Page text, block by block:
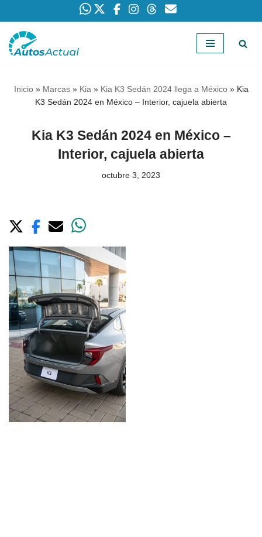
Saltar
Inicio» Marcas» Kia » Kia K3 Sedán 2024 llega a México» Kia
K3 Sedán 2024 en México – Interior, cajuela abierta
Kia K3 Sedán 2024 en México –
Interior, cajuela abierta
octubre 3, 2023